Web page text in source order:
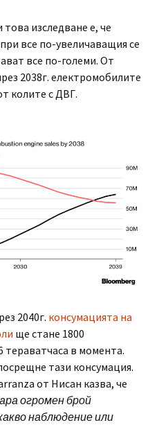
изследване е, че
все по-увеличаващия се
все по-големи. От
2038г. електромобилите
колите с ДВГ.
2040г. консумацията на
ще стане 1800
тераватчаса в момента.
тази консумация.
от Нисан казва, че
огромен брой
наблюдение или